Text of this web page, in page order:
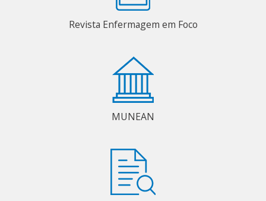
Revista Enfermagem em Foco
MUNEAN